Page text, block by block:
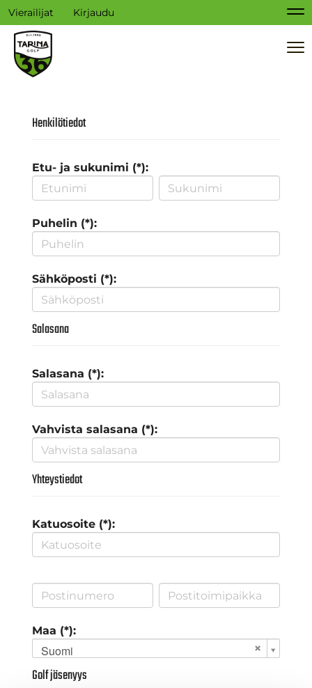
Vierailijat Kirjaudu
Henkilötiedot
Etu- ja sukunimi (*):
Puhelin (*):
Sähköposti (*):
Salasana
Salasana (*):
Vahvista salasana (*):
Yhteystiedot
Katuosoite (*):
Maa (*):
Suomi
Golf jäsenyys